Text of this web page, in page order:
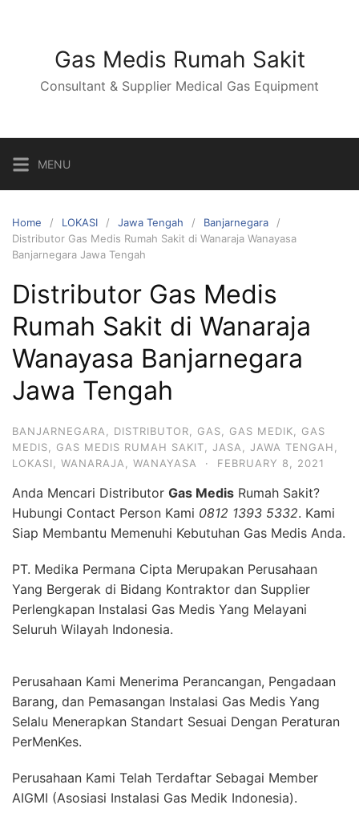
Gas Medis Rumah Sakit
Consultant & Supplier Medical Gas Equipment
MENU
Home LOKASI Jawa Tengah
Banjarnegara
Distributor Gas Medis Rumah Sakit di Wanaraja Wanayasa
Banjarnegara Jawa Tengah
Distributor Gas Medis
Rumah Sakit di Wanaraja
Wanayasa Banjarnegara
Jawa Tengah
BANJARNEGARA DISTRIBUTOR GAS GAS MEDIK
GAS
MEDIS
GAS MEDIS RUMAH SAKIT JASA JAWA TENGAH
LOKASI
WANARAJA WANAYASA · FEBRUARY 8, 2021
Anda Mencari Distributor Gas Medis Rumah Sakit?
Hubungi Contact Person Kami 0812 1393 5332. Kami
Siap Membantu Memenuhi Kebutuhan Gas Medis Anda.
PT. Medika Permana Cipta Merupakan Perusahaan
Yang Bergerak di Bidang Kontraktor dan Supplier
Perlengkapan Instalasi Gas Medis Yang Melayani
Seluruh Wilayah Indonesia.
Perusahaan Kami Menerima Perancangan, Pengadaan
Barang, dan Pemasangan Instalasi Gas Medis Yang
Selalu Menerapkan Standart Sesuai Dengan Peraturan
PerMenKes.
Perusahaan Kami Telah Terdaftar Sebagai Member
AIGMI (Asosiasi Instalasi Gas Medik Indonesia).